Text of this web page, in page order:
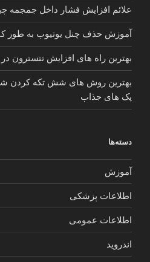
علائم افزایش فشار داخل جمجمه
آموزش حذف چنل یوتیوب به طور
بهترین راه های افزایش تتسترون در
بهترین روش های شش تکه کردن
پک های جذاب
دسته‌ها
آموزش
اطلاعات پزشکی
اطلاعات عمومی
اندروید